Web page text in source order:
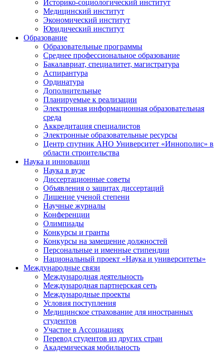
Историко-социологический институт
Медицинский институт
Экономический институт
Юридический институт
Образование
Образовательные программы
Среднее профессиональное образование
Бакалавриат, специалитет, магистратура
Аспирантура
Ординатура
Дополнительные
Планируемые к реализации
Электронная информационная образовательная
среда
Аккредитация специалистов
Электронные образовательные ресурсы
Центр спутник АНО Университет «Иннополис» в
области строительства
Наука и инновации
Наука в вузе
Диссертационные советы
Объявления о защитах диссертаций
Лишение ученой степени
Научные журналы
Конференции
Олимпиады
Конкурсы и гранты
Конкурсы на замещение должностей
Персональные и именные стипендии
Национальный проект «Наука и университеты»
Международные связи
Международная деятельность
Международная партнерская сеть
Международные проекты
Условия поступления
Медицинское страхование для иностранных
студентов
Участие в Ассоциациях
Перевод студентов из других стран
Академическая мобильность